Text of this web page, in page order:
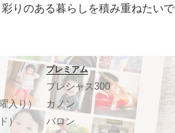
りのある暮らしを積み重ねたいで
入り）
）
プレミアム
プレシャス300
カノン
バロン